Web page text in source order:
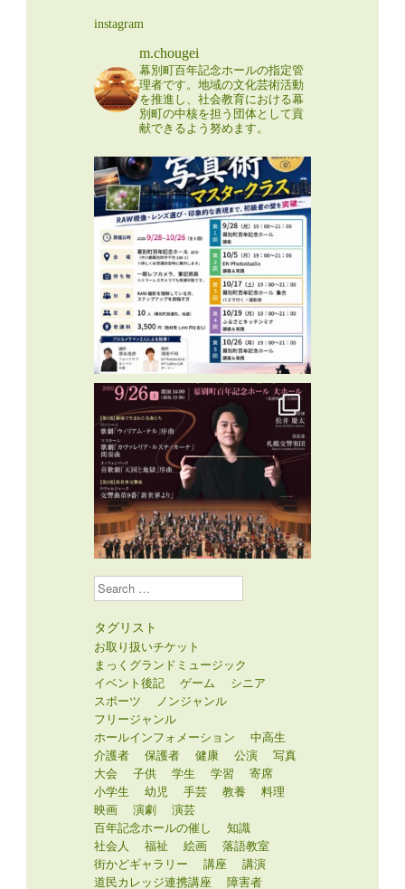
instagram
m.chougei
幕別町百年記念ホールの指定管
理者です。地域の文化芸術活動
を推進し、社会教育における幕
別町の中核を担う団体として貢
献できるよう努めます。
Search
タグリスト
お取り扱いチケット
まっくグランドミュージック
イベント後記
ゲーム
シニア
スポーツ
ノンジャンル
フリージャンル
ホールインフォメーション
中高生
介護者
保護者 健康 公演
写真
大会
子供 学生 学習
寄席
小学生
幼児 手芸 教養
料理
映画
演劇
演芸
百年記念ホールの催し
知識
社会人
福祉 絵画
落語教室
街かどギャラリー
講座
講演
道民カレッジ連携講座
障害者